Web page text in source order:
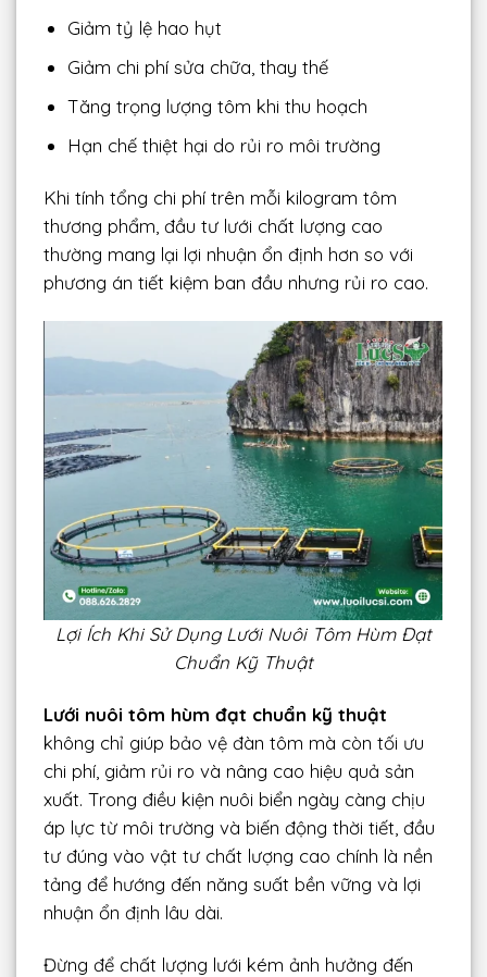
Giảm tỷ lệ hao hụt
Giảm chi phí sửa chữa, thay thế
Tăng trọng lượng tôm khi thu hoạch
Hạn chế thiệt hại do rủi ro môi trường
Khi tính tổng chi phí trên mỗi kilogram tôm
thương phẩm, đầu tư lưới chất lượng cao
thường mang lại lợi nhuận ổn định hơn so với
phương án tiết kiệm ban đầu nhưng rủi ro cao.
Lợi Ích Khi Sử Dụng Lưới Nuôi Tôm Hùm Đạt
Chuẩn Kỹ Thuật
Lưới nuôi tôm hùm đạt chuẩn kỹ thuật
không chỉ giúp bảo vệ đàn tôm mà còn tối ưu
chi phí, giảm rủi ro và nâng cao hiệu quả sản
xuất. Trong điều kiện nuôi biển ngày càng chịu
áp lực từ môi trường và biến động thời tiết, đầu
tư đúng vào vật tư chất lượng cao chính là nền
tảng để hướng đến năng suất bền vững và lợi
nhuận ổn định lâu dài.
Đừng để chất lượng lưới kém ảnh hưởng đến